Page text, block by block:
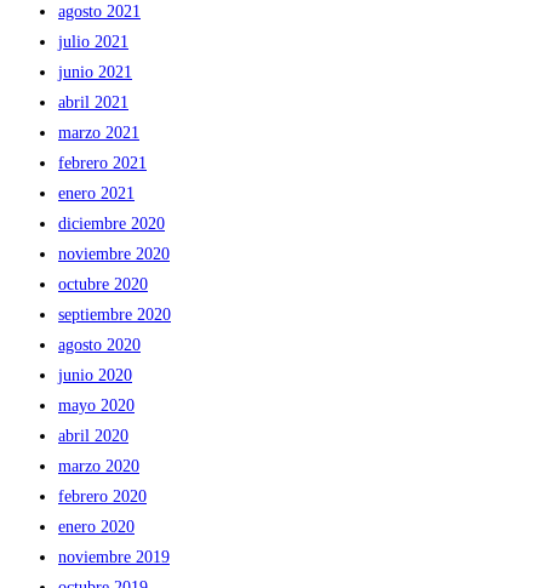
agosto 2021
julio 2021
junio 2021
abril 2021
marzo 2021
febrero 2021
enero 2021
diciembre 2020
noviembre 2020
octubre 2020
septiembre 2020
agosto 2020
junio 2020
mayo 2020
abril 2020
marzo 2020
febrero 2020
enero 2020
noviembre 2019